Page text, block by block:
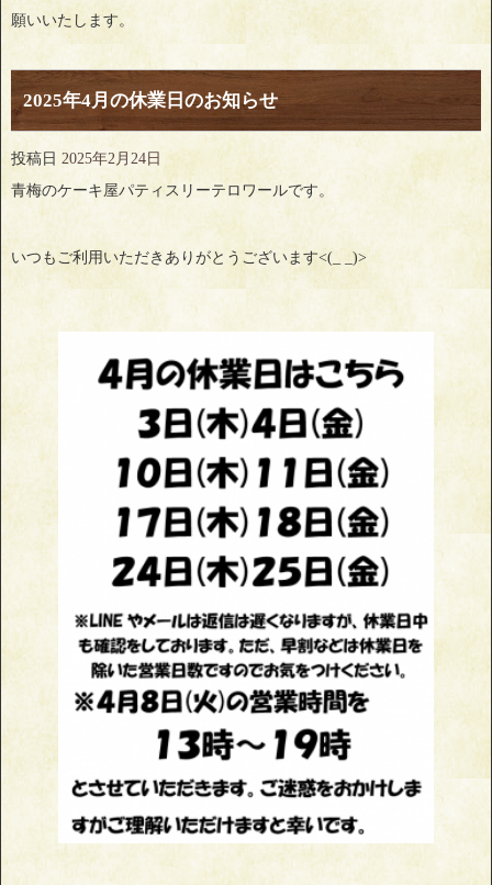
願いいたします。
2025年4月の休業日のお知らせ
投稿日 2025年2月24日
青梅のケーキ屋パティスリーテロワールです。
いつもご利用いただきありがとうございます<(_ _)>